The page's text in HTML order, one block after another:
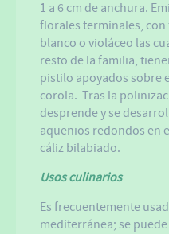
1 a 6 cm de anchura.
florales terminales,
blanco o violáceo las
resto de la familia,
pistilo apoyados sobre
corola. Tras la
desprende y se
aquenios redondos en
cáliz bilabiado.
Usos culinarios
Es frecuentemente
mediterránea; se